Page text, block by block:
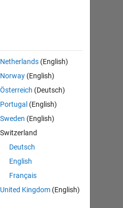
Netherlands (English)
Norway (English)
Österreich (Deutsch)
Portugal (English)
Sweden (English)
Switzerland
Deutsch
English
Français
United Kingdom (English)